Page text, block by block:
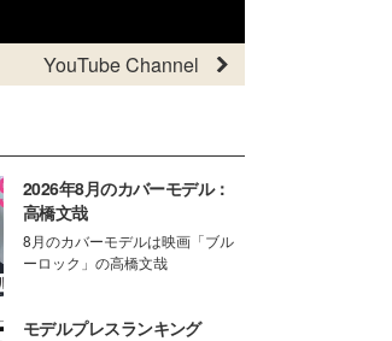
YouTube Channel
2026年8月のカバーモデル：
高橋文哉
8月のカバーモデルは映画「ブル
ーロック」の高橋文哉
モデルプレスランキング